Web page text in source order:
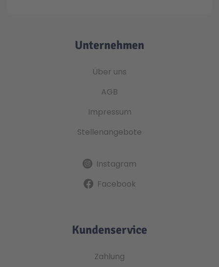
Unternehmen
Über uns
AGB
Impressum
Stellenangebote
Instagram
Facebook
Kundenservice
Zahlung